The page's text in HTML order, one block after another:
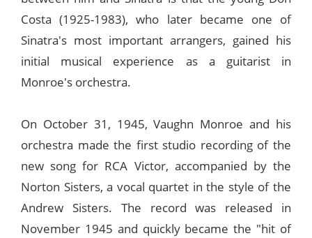
Costa (1925-1983), who later became one of
Sinatra's most important arrangers, gained his
initial musical experience as a guitarist in
Monroe's orchestra.
On October 31, 1945, Vaughn Monroe and his
orchestra made the first studio recording of the
new song for RCA Victor, accompanied by the
Norton Sisters, a vocal quartet in the style of the
Andrew Sisters. The record was released in
November 1945 and quickly became the "hit of